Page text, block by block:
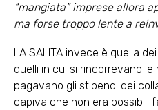
“mangiata” imprese allora
ma forse troppo lente a
LA SALITA invece è quella
quelli in cui si rincorrevano le
pagavano gli stipendi dei
capiva che non era possibili